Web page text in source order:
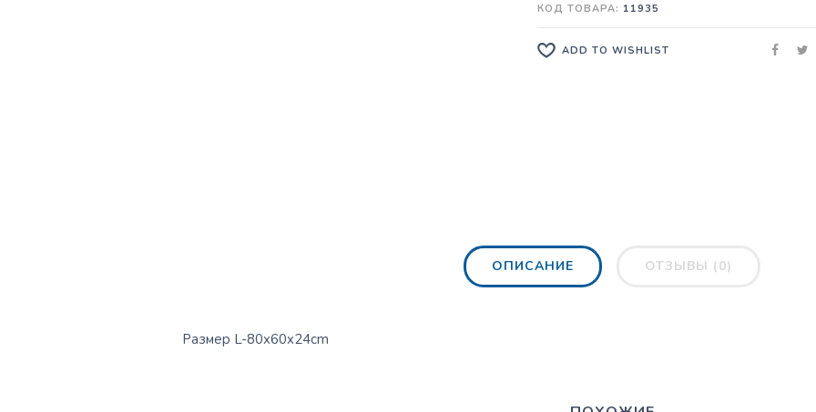
КОД ТОВАРА: 11935
ADD TO WISHLIST
ОПИСАНИЕ ОТЗЫВЫ (0)
Размер L-80x60x24cm